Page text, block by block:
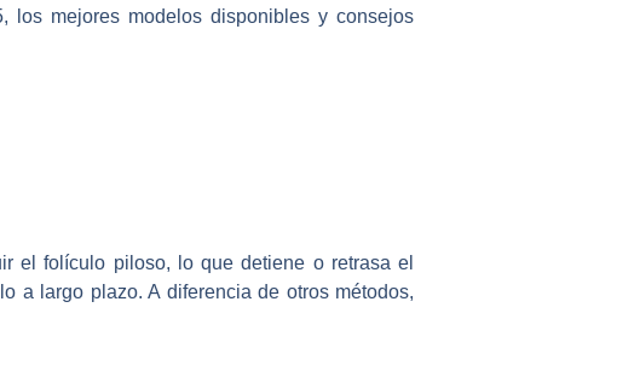
los mejores modelos disponibles y consejos
el folículo piloso, lo que detiene o retrasa el
a largo plazo. A diferencia de otros métodos,